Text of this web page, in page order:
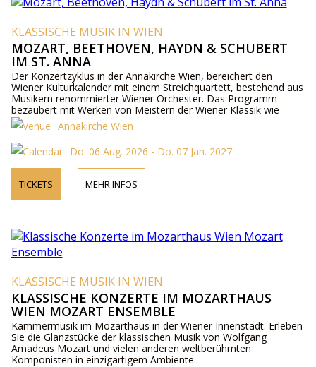
KLASSISCHE MUSIK IN WIEN
MOZART, BEETHOVEN, HAYDN & SCHUBERT
IM ST. ANNA
Der Konzertzyklus in der Annakirche Wien, bereichert den
Wiener Kulturkalender mit einem Streichquartett, bestehend aus
Musikern renommierter Wiener Orchester. Das Programm
bezaubert mit Werken von Meistern der Wiener Klassik wie
Mozart, Haydn, Beethoven u.a.
Annakirche Wien
Do. 06 Aug. 2026 - Do. 07 Jan. 2027
TICKETS MEHR INFOS
KLASSISCHE MUSIK IN WIEN
KLASSISCHE KONZERTE IM MOZARTHAUS
WIEN MOZART ENSEMBLE
Kammermusik im Mozarthaus in der Wiener Innenstadt. Erleben
Sie die Glanzstücke der klassischen Musik von Wolfgang
Amadeus Mozart und vielen anderen weltberühmten
Komponisten in einzigartigem Ambiente.